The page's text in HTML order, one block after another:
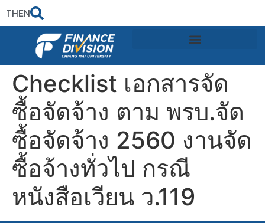
THEN
Checklist เอกสารจัด
ซื้อจัดจ้าง ตาม พรบ.จัด
ซื้อจัดจ้าง 2560 งานจัด
ซื้อจ้างทั่วไป กรณี
หนังสือเวียน ว.119